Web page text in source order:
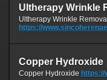
Ultherapy Wrinkle
Ultherapy Wrinkle Removal
https://
Copper Hydroxide
Copper Hydroxide